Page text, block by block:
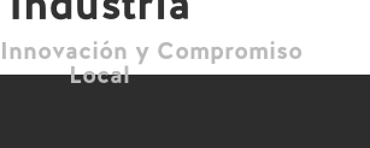
y Compromiso
Local